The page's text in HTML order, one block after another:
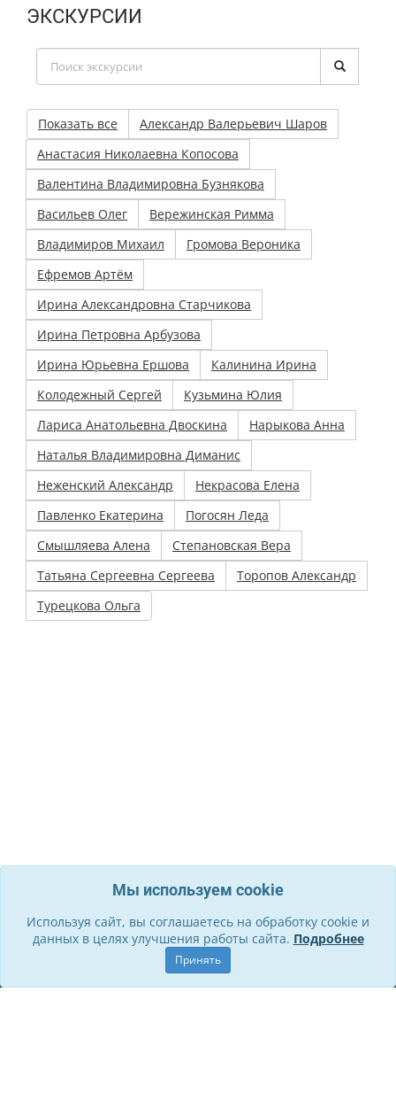
ЭКСКУРСИИ
Показать все
Александр Валерьевич Шаров
Анастасия Николаевна Копосова
Валентина Владимировна Бузнякова
Васильев Олег
Вережинская Римма
Владимиров Михаил
Громова Вероника
Ефремов Артём
Ирина Александровна Старчикова
Ирина Петровна Арбузова
Ирина Юрьевна Ершова
Калинина Ирина
Колодежный Сергей
Кузьмина Юлия
Лариса Анатольевна Двоскина
Нарыкова Анна
Наталья Владимировна Диманис
Неженский Александр
Некрасова Елена
Павленко Екатерина
Погосян Леда
Смышляева Алена
Степановская Вера
Татьяна Сергеевна Сергеева
Торопов Александр
Турецкова Ольга
Мы используем cookie
Используя сайт, вы соглашаетесь на обработку cookie и
данных в целях улучшения работы сайта. Подробнее
Принять